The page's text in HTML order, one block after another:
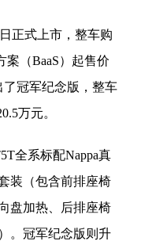
正式上市，整车购
案（BaaS）起售价
了冠军纪念版，整车
万元。
全系标配Nappa真
装（包含前排座椅
盘加热、后排座椅
。冠军纪念版则升